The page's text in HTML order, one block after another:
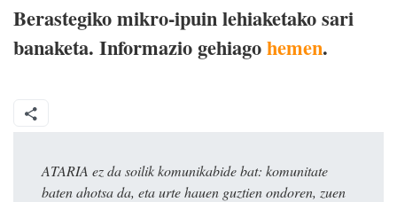
Berastegiko mikro-ipuin lehiaketako sari
banaketa. Informazio gehiagohemen.
ATARIA ez da soilik komunikabide bat: komunitate
baten ahotsa da, eta urte hauen guztien ondoren, zuen